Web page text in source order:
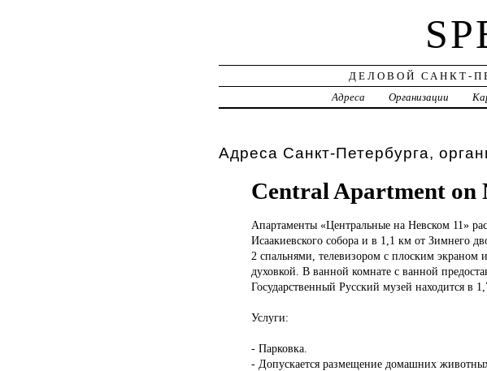
ДЕЛОВОЙ САНКТ-
Адреса
Организации
Адреса Санкт-Петербурга,
Central Apartment on
Апартаменты «Центральные на Невском 11»
Исаакиевского собора и в 1,1 км от Зимнего
2 спальнями, телевизором с плоским
духовкой. В ванной комнате с ванной
Государственный Русский музей находится в
Услуги:
- Парковка.
- Допускается размещение домашних